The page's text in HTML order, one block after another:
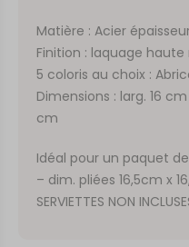
Matière : Acier
Finition : laquage
5 coloris au choix :
Dimensions : larg. 16
cm
Idéal pour un paquet
– dim. pliées 16,5cm x
SERVIETTES NON